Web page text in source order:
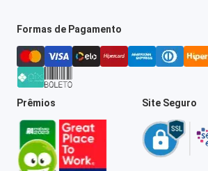
Formas de Pagamento
Prêmios Site Seguro